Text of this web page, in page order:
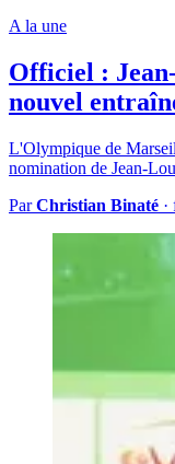
A la une
Officiel :
nouvel
L'Olympique de
nomination de Jean-
ParChristian Binaté ·